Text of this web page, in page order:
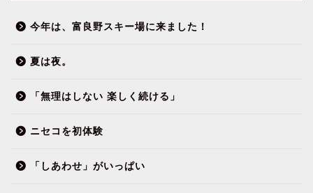
今年は、富良野スキー場に来ました！
夏は夜。
「無理はしない 楽しく続ける」
ニセコを初体験
「しあわせ」がいっぱい